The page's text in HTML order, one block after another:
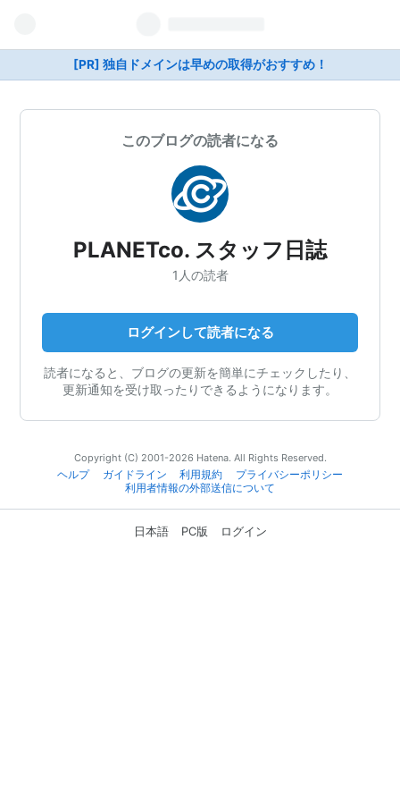
[PR] 独自ドメインは早めの取得がおすすめ！
このブログの読者になる
PLANETco. スタッフ日誌
1人の読者
ログインして読者になる
読者になると、ブログの更新を簡単にチェックしたり、
更新通知を受け取ったりできるようになります。
Copyright (C) 2001-2026 Hatena. All Rights Reserved.
ヘルプ
ガイドライン 利用規約
プライバシーポリシー
利用者情報の外部送信について
日本語 PC版 ログイン